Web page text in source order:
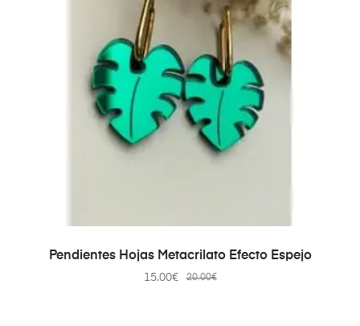
AÑADIR AL CARRITO
Pendientes Hojas Metacrilato Efecto Espejo
20.00€
15.00€